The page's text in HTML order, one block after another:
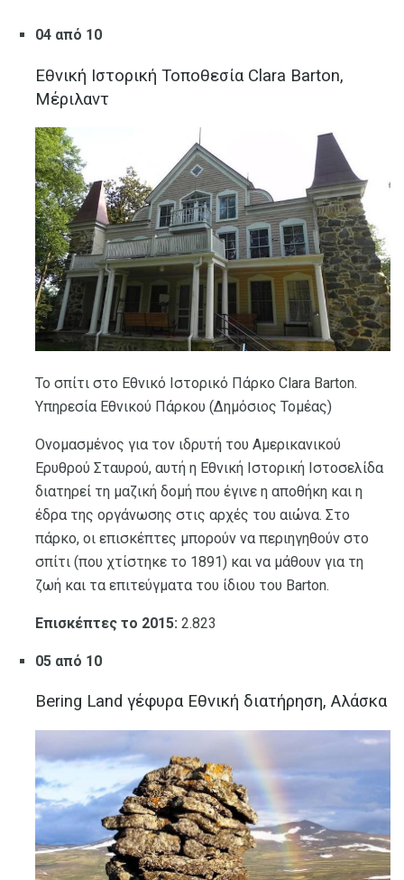
04 από 10
Εθνική Ιστορική Τοποθεσία Clara Barton,
Μέριλαντ
Το σπίτι στο Εθνικό Ιστορικό Πάρκο Clara Barton.
Υπηρεσία Εθνικού Πάρκου (Δημόσιος Τομέας)
Ονομασμένος για τον ιδρυτή του Αμερικανικού
Ερυθρού Σταυρού, αυτή η Εθνική Ιστορική Ιστοσελίδα
διατηρεί τη μαζική δομή που έγινε η αποθήκη και η
έδρα της οργάνωσης στις αρχές του αιώνα. Στο
πάρκο, οι επισκέπτες μπορούν να περιηγηθούν στο
σπίτι (που χτίστηκε το 1891) και να μάθουν για τη
ζωή και τα επιτεύγματα του ίδιου του Barton.
Επισκέπτες το 2015: 2.823
05 από 10
Bering Land γέφυρα Εθνική διατήρηση, Αλάσκα